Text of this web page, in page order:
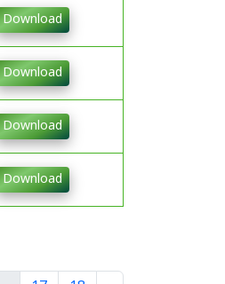
Download
Download
Download
Download